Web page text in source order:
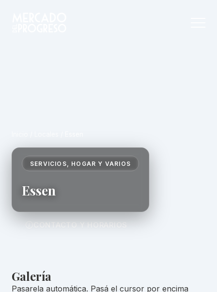
SERVICIOS, HOGAR Y VARIOS
Essen
CONTACTO Y HORARIOS
Galería
Pasarela automática. Pasá el cursor por encima